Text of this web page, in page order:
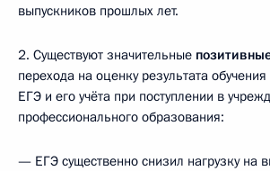
выпускников прошлых лет.
2. Существуют значительные
перехода на оценку результата
ЕГЭ и его учёта при поступлении в
профессионального образования:
— ЕГЭ существенно снизил нагрузку на